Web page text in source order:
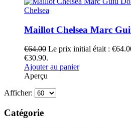
Chelsea
Maillot Chelsea Marc
€64.00 Le prix initial était :
€30.90.
Ajouter au panier
Aperçu
Afficher:
Catégorie